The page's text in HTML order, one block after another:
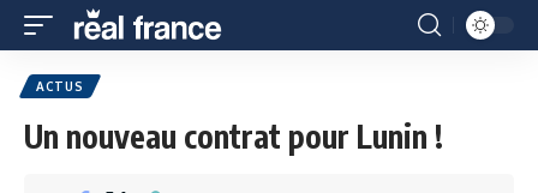
ACTUS
Un nouveau contrat pour Lunin !